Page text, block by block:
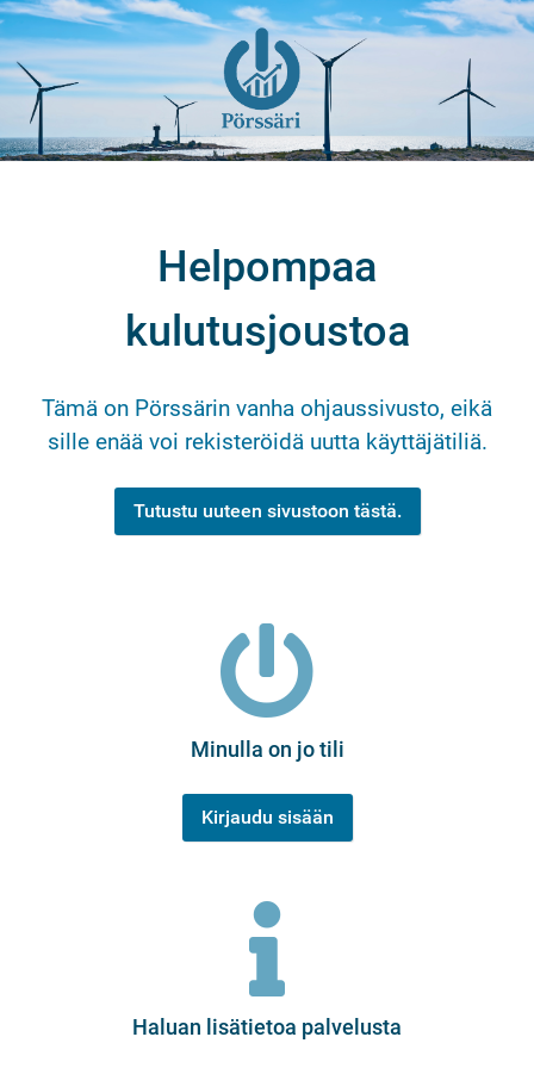
Helpompaa
kulutusjoustoa
Tämä on Pörssärin vanha ohjaussivusto, eikä
sille enää voi rekisteröidä uutta käyttäjätiliä.
Tutustu uuteen sivustoon tästä.
Minulla on jo tili
Kirjaudu sisään
Haluan lisätietoa palvelusta